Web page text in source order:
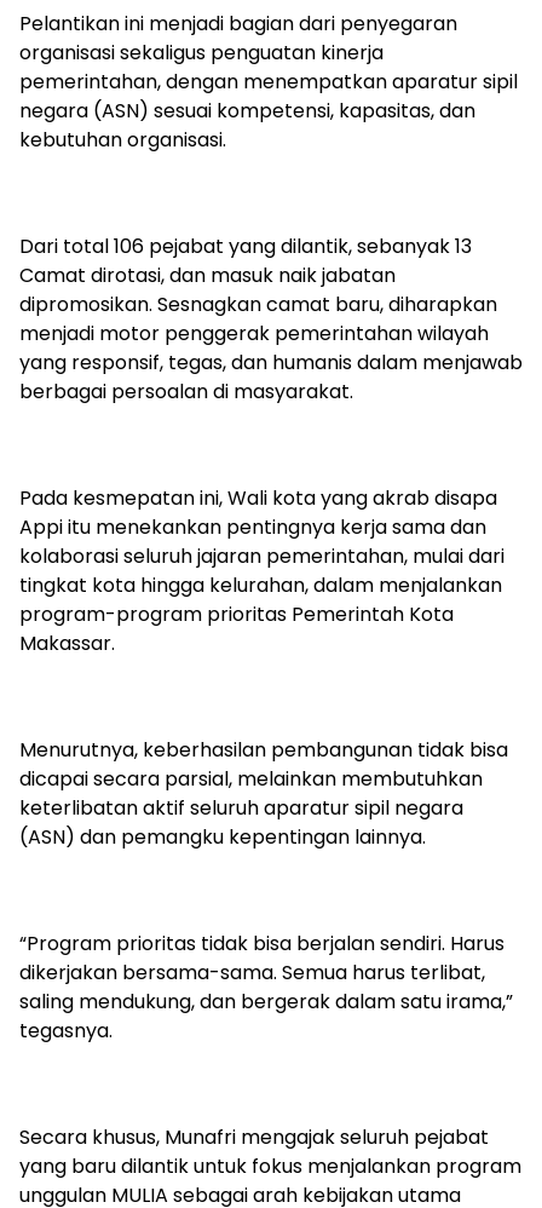
Pelantikan ini menjadi bagian dari penyegaran
organisasi sekaligus penguatan kinerja
pemerintahan, dengan menempatkan aparatur sipil
negara (ASN) sesuai kompetensi, kapasitas, dan
kebutuhan organisasi.
Dari total 106 pejabat yang dilantik, sebanyak 13
Camat dirotasi, dan masuk naik jabatan
dipromosikan. Sesnagkan camat baru, diharapkan
menjadi motor penggerak pemerintahan wilayah
yang responsif, tegas, dan humanis dalam menjawab
berbagai persoalan di masyarakat.
Pada kesmepatan ini, Wali kota yang akrab disapa
Appi itu menekankan pentingnya kerja sama dan
kolaborasi seluruh jajaran pemerintahan, mulai dari
tingkat kota hingga kelurahan, dalam menjalankan
program-program prioritas Pemerintah Kota
Makassar.
Menurutnya, keberhasilan pembangunan tidak bisa
dicapai secara parsial, melainkan membutuhkan
keterlibatan aktif seluruh aparatur sipil negara
(ASN) dan pemangku kepentingan lainnya.
“Program prioritas tidak bisa berjalan sendiri. Harus
dikerjakan bersama-sama. Semua harus terlibat,
saling mendukung, dan bergerak dalam satu irama,”
tegasnya.
Secara khusus, Munafri mengajak seluruh pejabat
yang baru dilantik untuk fokus menjalankan program
unggulan MULIA sebagai arah kebijakan utama